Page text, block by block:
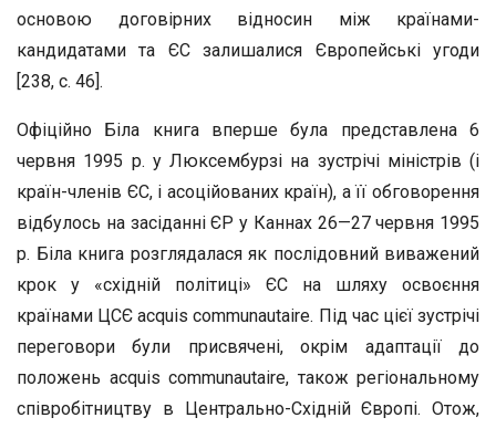
основою договірних відносин між країнами-
кандидатами та ЄС залишалися Європейські угоди
[238, с. 46].
Офіційно Біла книга вперше була представлена 6
червня 1995 р. у Люксембурзі на зустрічі міністрів (і
країн-членів ЄС, і асоційованих країн), а її обговорення
відбулось на засіданні ЄР у Каннах 26—27 червня 1995
р. Біла книга розглядалася як послідовний виважений
крок у «східній політиці» ЄС на шляху освоєння
країнами ЦСЄ acquis communautaire. Під час цієї зустрічі
переговори були присвячені, окрім адаптації до
положень acquis communautaire, також регіональному
співробітництву в Центрально-Східній Європі. Отож,